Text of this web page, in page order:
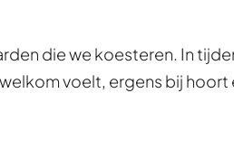
die we koesteren. In
voelt, ergens bij hoort